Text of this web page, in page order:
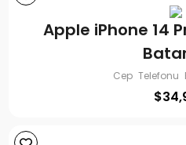
Apple iPhone 14
Cep Telefonu
$